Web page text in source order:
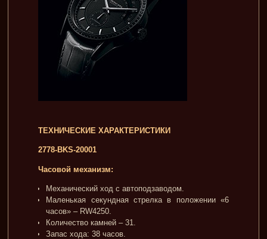
ТЕХНИЧЕСКИЕ ХАРАКТЕРИСТИКИ
2778-BKS-20001
Часовой механизм:
Механический ход с автоподзаводом.
Маленькая секундная стрелка в положении «6
часов» – RW4250.
Количество камней – 31.
Запас хода: 38 часов.